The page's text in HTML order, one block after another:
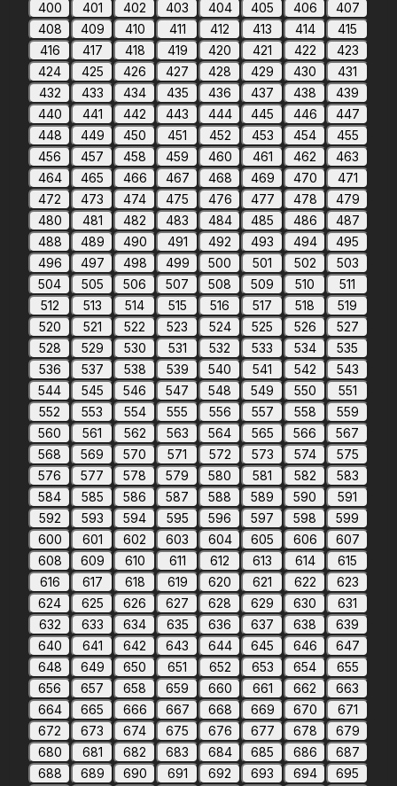
400 401 402 403 404 405 406
407
408
409 410 411 412 413 414
415
416
417 418 419 420 421 422
423
424
425 426 427 428 429 430
431
432
433 434 435 436 437 438
439
440
441 442 443 444 445 446
447
448
449 450 451 452 453 454
455
456
457 458 459 460 461 462
463
464
465 466 467 468 469 470
471
472
473 474 475 476 477 478
479
480
481 482 483 484 485 486
487
488
489 490 491 492 493 494
495
496
497 498 499 500 501 502
503
504
505 506 507 508 509 510
511
512
513 514 515 516 517 518
519
520
521 522 523 524 525 526
527
528
529 530 531 532 533 534
535
536
537 538 539 540 541 542
543
544
545 546 547 548 549 550
551
552
553 554 555 556 557 558
559
560
561 562 563 564 565 566
567
568
569 570 571 572 573 574
575
576
577 578 579 580 581 582
583
584
585 586 587 588 589 590
591
592
593 594 595 596 597 598
599
600
601 602 603 604 605 606
607
608
609 610 611 612 613 614
615
616
617 618 619 620 621 622
623
624
625 626 627 628 629 630
631
632
633 634 635 636 637 638
639
640
641 642 643 644 645 646
647
648
649 650 651 652 653 654
655
656
657 658 659 660 661 662
663
664
665 666 667 668 669 670
671
672
673 674 675 676 677 678
679
680
681 682 683 684 685 686
687
688
689 690 691 692 693 694
695